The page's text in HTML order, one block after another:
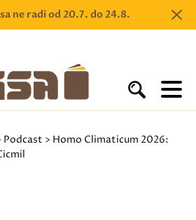
ne radi od 20.7. do 24.8.
Podcast > Homo Climaticum 2026: